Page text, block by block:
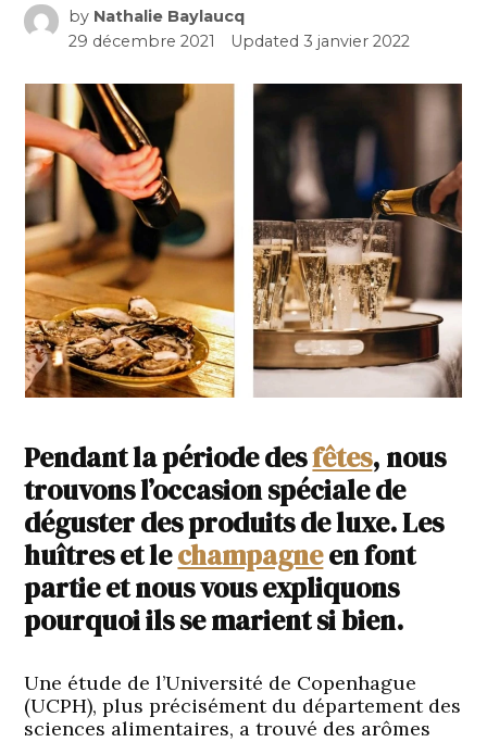
by Nathalie Baylaucq
29 décembre 2021
Updated3 janvier 2022
Pendant la période desfêtes, nous
trouvons l’occasion spéciale de
déguster des produits de luxe. Les
huîtres et lechampagneen font
partie et nous vous expliquons
pourquoi ils se marient si bien.
Une étude de l’Université de Copenhague
(UCPH), plus précisément du département des
sciences alimentaires, a trouvé des arômes